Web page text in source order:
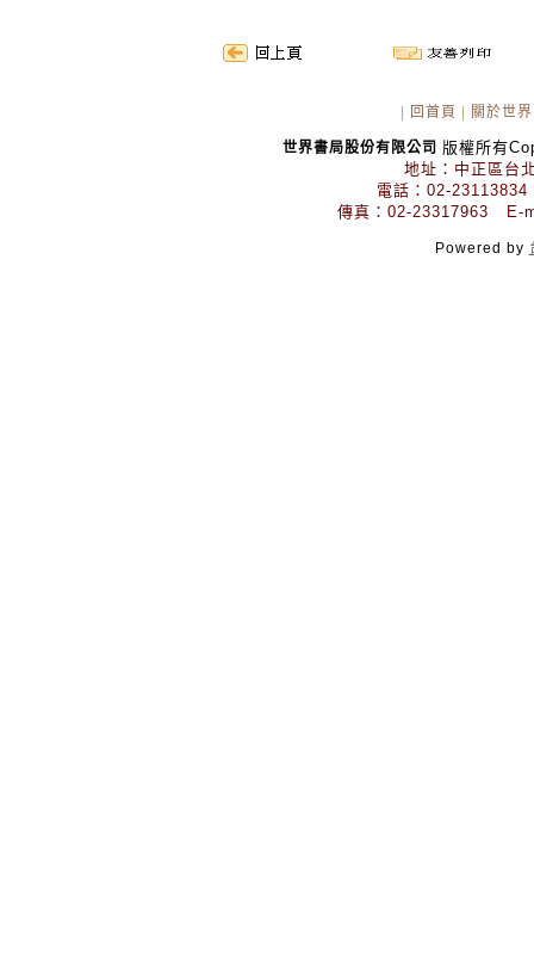
回首頁 關於世界
世界書局股份有限公司 版權所有
地址：中正區台
電話：02-
傳真：02-23317963 E-
Powered by